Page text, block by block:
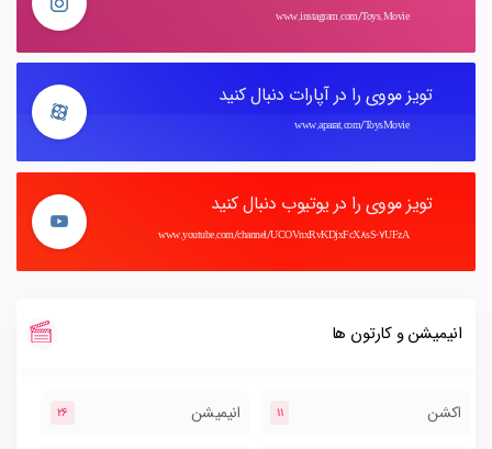
www.instagram.com/Toys.Movie
تویز مووی را در آپارات دنبال کنید
www.aparat.com/ToysMovie
تویز مووی را در یوتیوب دنبال کنید
www.youtube.com/channel/UCOVnxRvKDjxFcX8sS-7UFzA
انیمیشن و کارتون ها
اکشن 11 انیمیشن 26